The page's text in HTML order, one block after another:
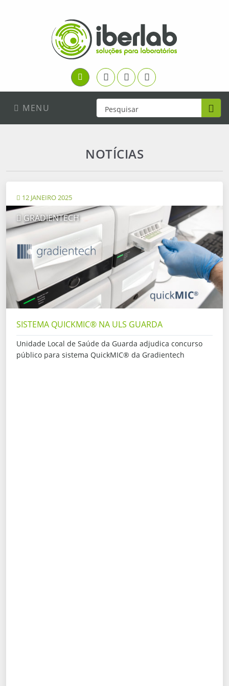
Login FacebookYoutubeLinkedin
MENU
NOTÍCIAS
12 JANEIRO 2025
GRADIENTECH
SISTEMA QUICKMIC® NA ULS GUARDA
Unidade Local de Saúde da Guarda adjudica concurso
público para sistema QuickMIC® da Gradientech